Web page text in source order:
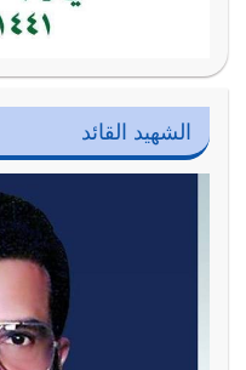
الشهيد القائد